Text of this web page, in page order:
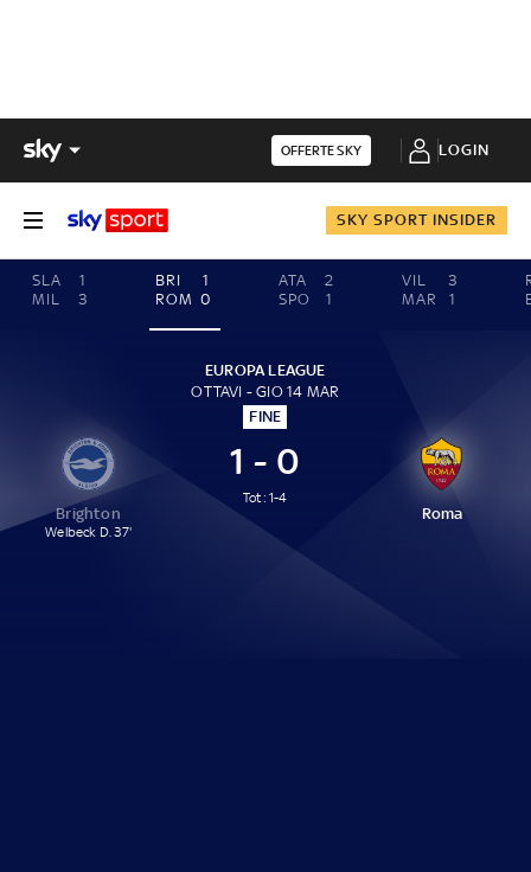
OFFERTE SKY LOGIN
SKY SPORT INSIDER
SLA
1
MIL
3
BRI
1
ROM 0
ATA
2
SPO
1
VIL
3
MAR
1
EUROPA LEAGUE
OTTAVI - GIO 14 MAR
FINE
Brighton
Welbeck D. 37'
1 - 0
Tot: 1-4
Roma